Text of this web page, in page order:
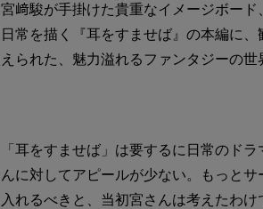
宮﨑駿が手掛けた貴重なイメージボー
日常を描く『耳をすませば』の本編に
えられた、魅力溢れるファンタジーの世
「耳をすませば」は要するに日常のド
んに対してアピールが少ない。もっと
入れるべきと、当初宮さんは考えたわ